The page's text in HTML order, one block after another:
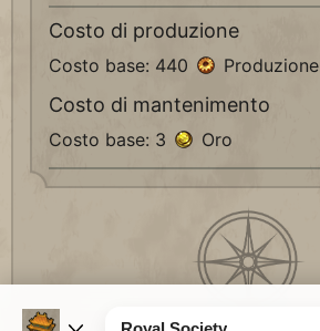
Costo di produzione
Costo base: 440 Produzione
Costo di mantenimento
Costo base: 3 Oro